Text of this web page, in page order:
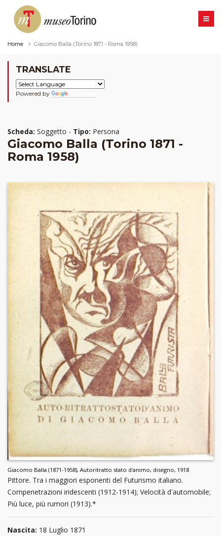
Home Giacomo Balla (Torino 1871 - Roma 1958)
TRANSLATE
Powered by
Scheda: Soggetto - Tipo: Persona
Giacomo Balla (Torino 1871 -
Roma 1958)
Giacomo Balla (1871-1958), Autoritratto stato d'animo, disegno, 1918
Pittore. Tra i maggiori esponenti del Futurismo italiano.
Compenetrazioni iridescenti (1912-1914); Velocità d'automobile;
Più luce, più rumori (1913).*
Nascita: 18 Luglio 1871